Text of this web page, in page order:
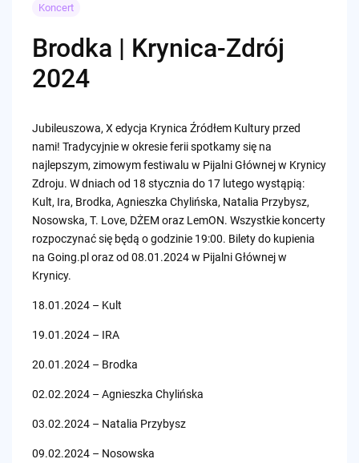
Koncert
Brodka | Krynica-Zdrój
2024
Jubileuszowa, X edycja Krynica Źródłem Kultury przed
nami! Tradycyjnie w okresie ferii spotkamy się na
najlepszym, zimowym festiwalu w Pijalni Głównej w Krynicy
Zdroju. W dniach od 18 stycznia do 17 lutego wystąpią:
Kult, Ira, Brodka, Agnieszka Chylińska, Natalia Przybysz,
Nosowska, T. Love, DŻEM oraz LemON. Wszystkie koncerty
rozpoczynać się będą o godzinie 19:00. Bilety do kupienia
na Going.pl oraz od 08.01.2024 w Pijalni Głównej w
Krynicy.
18.01.2024 – Kult
19.01.2024 – IRA
20.01.2024 – Brodka
02.02.2024 – Agnieszka Chylińska
03.02.2024 – Natalia Przybysz
09.02.2024 – Nosowska